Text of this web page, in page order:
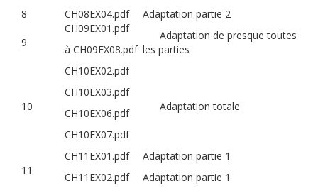
8
CH08EX04.pdf Adaptation partie 2
9
CH09EX01.pdf
à CH09EX08.pdf
Adaptation de presque toutes
les parties
10
CH10EX02.pdf
CH10EX03.pdf
CH10EX06.pdf
CH10EX07.pdf
Adaptation totale
11
CH11EX01.pdf
CH11EX02.pdf
Adaptation partie 1
Adaptation partie 1